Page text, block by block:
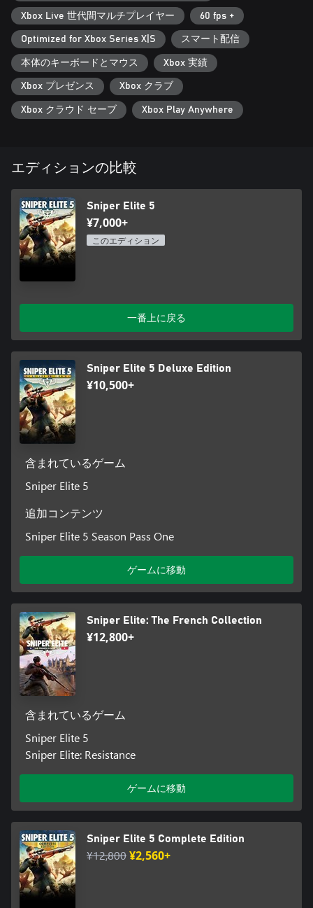
を打開しようではないか。
緊張感あふれる敵対的マルチプレイ
君が立ち向かうは16人のプレイヤーから成る苛烈な対戦バト
ル、否応なしに狙撃スキルが試されることとなる。キャラクタ
ーと装備を自由にカスタマイズし、XPやメダルやリボンを集め
ていこう。そうそう、CO-OPの方がお好きなら、サバイバルモ
ードで他3人（最大）のプレイヤーとチームを組んで戦うのもア
リだ。
超絶進化のキルカメラ
体感できる。骨が弾丸を予測不可能な角度で跳ね回らせる、被
害者の体を縦横無尽に切り裂いていくさまを目撃せよ。サブマ
シンガンやピストル（ハンドガン）でもキルカメラは発動、特
にドラマティックなスローモーション演出による複数キルショ
ットは圧巻だ。
Xbox Live 世代間マルチプレイヤー 60 fps +
Optimized for Xbox Series X|S スマート配信
本体のキーボードとマウス Xbox 実績
Xbox プレゼンス Xbox クラブ
Xbox クラウド セーブ Xbox Play Anywhere
エディションの比較
Sniper Elite 5
¥7,000+
このエディション
一番上に戻る
Sniper Elite 5 Deluxe Edition
¥10,500+
含まれているゲーム
Sniper Elite 5
追加コンテンツ
Sniper Elite 5 Season Pass One
ゲームに移動
Sniper Elite: The French Collection
¥12,800+
含まれているゲーム
Sniper Elite 5
Sniper Elite: Resistance
ゲームに移動
Sniper Elite 5 Complete Edition
¥12,800¥2,560+